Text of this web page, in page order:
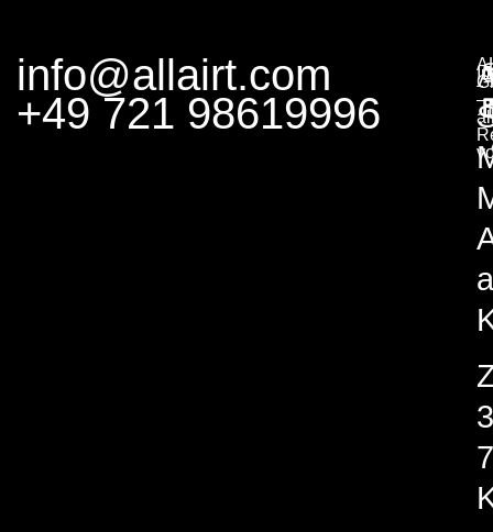
info@allairt.com
+49 721 98619996
3
–